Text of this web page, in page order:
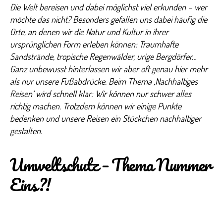
Die Welt bereisen und dabei möglichst viel erkunden – wer
möchte das nicht? Besonders gefallen uns dabei häufig die
Orte, an denen wir die Natur und Kultur in ihrer
ursprünglichen Form erleben können: Traumhafte
Sandstrände, tropische Regenwälder, urige Bergdörfer…
Ganz unbewusst hinterlassen wir aber oft genau hier mehr
als nur unsere Fußabdrücke. Beim Thema ‚Nachhaltiges
Reisen‘ wird schnell klar: Wir können nur schwer alles
richtig machen. Trotzdem können wir einige Punkte
bedenken und unsere Reisen ein Stückchen nachhaltiger
gestalten.
Umweltschutz – Thema Nummer
Eins?!